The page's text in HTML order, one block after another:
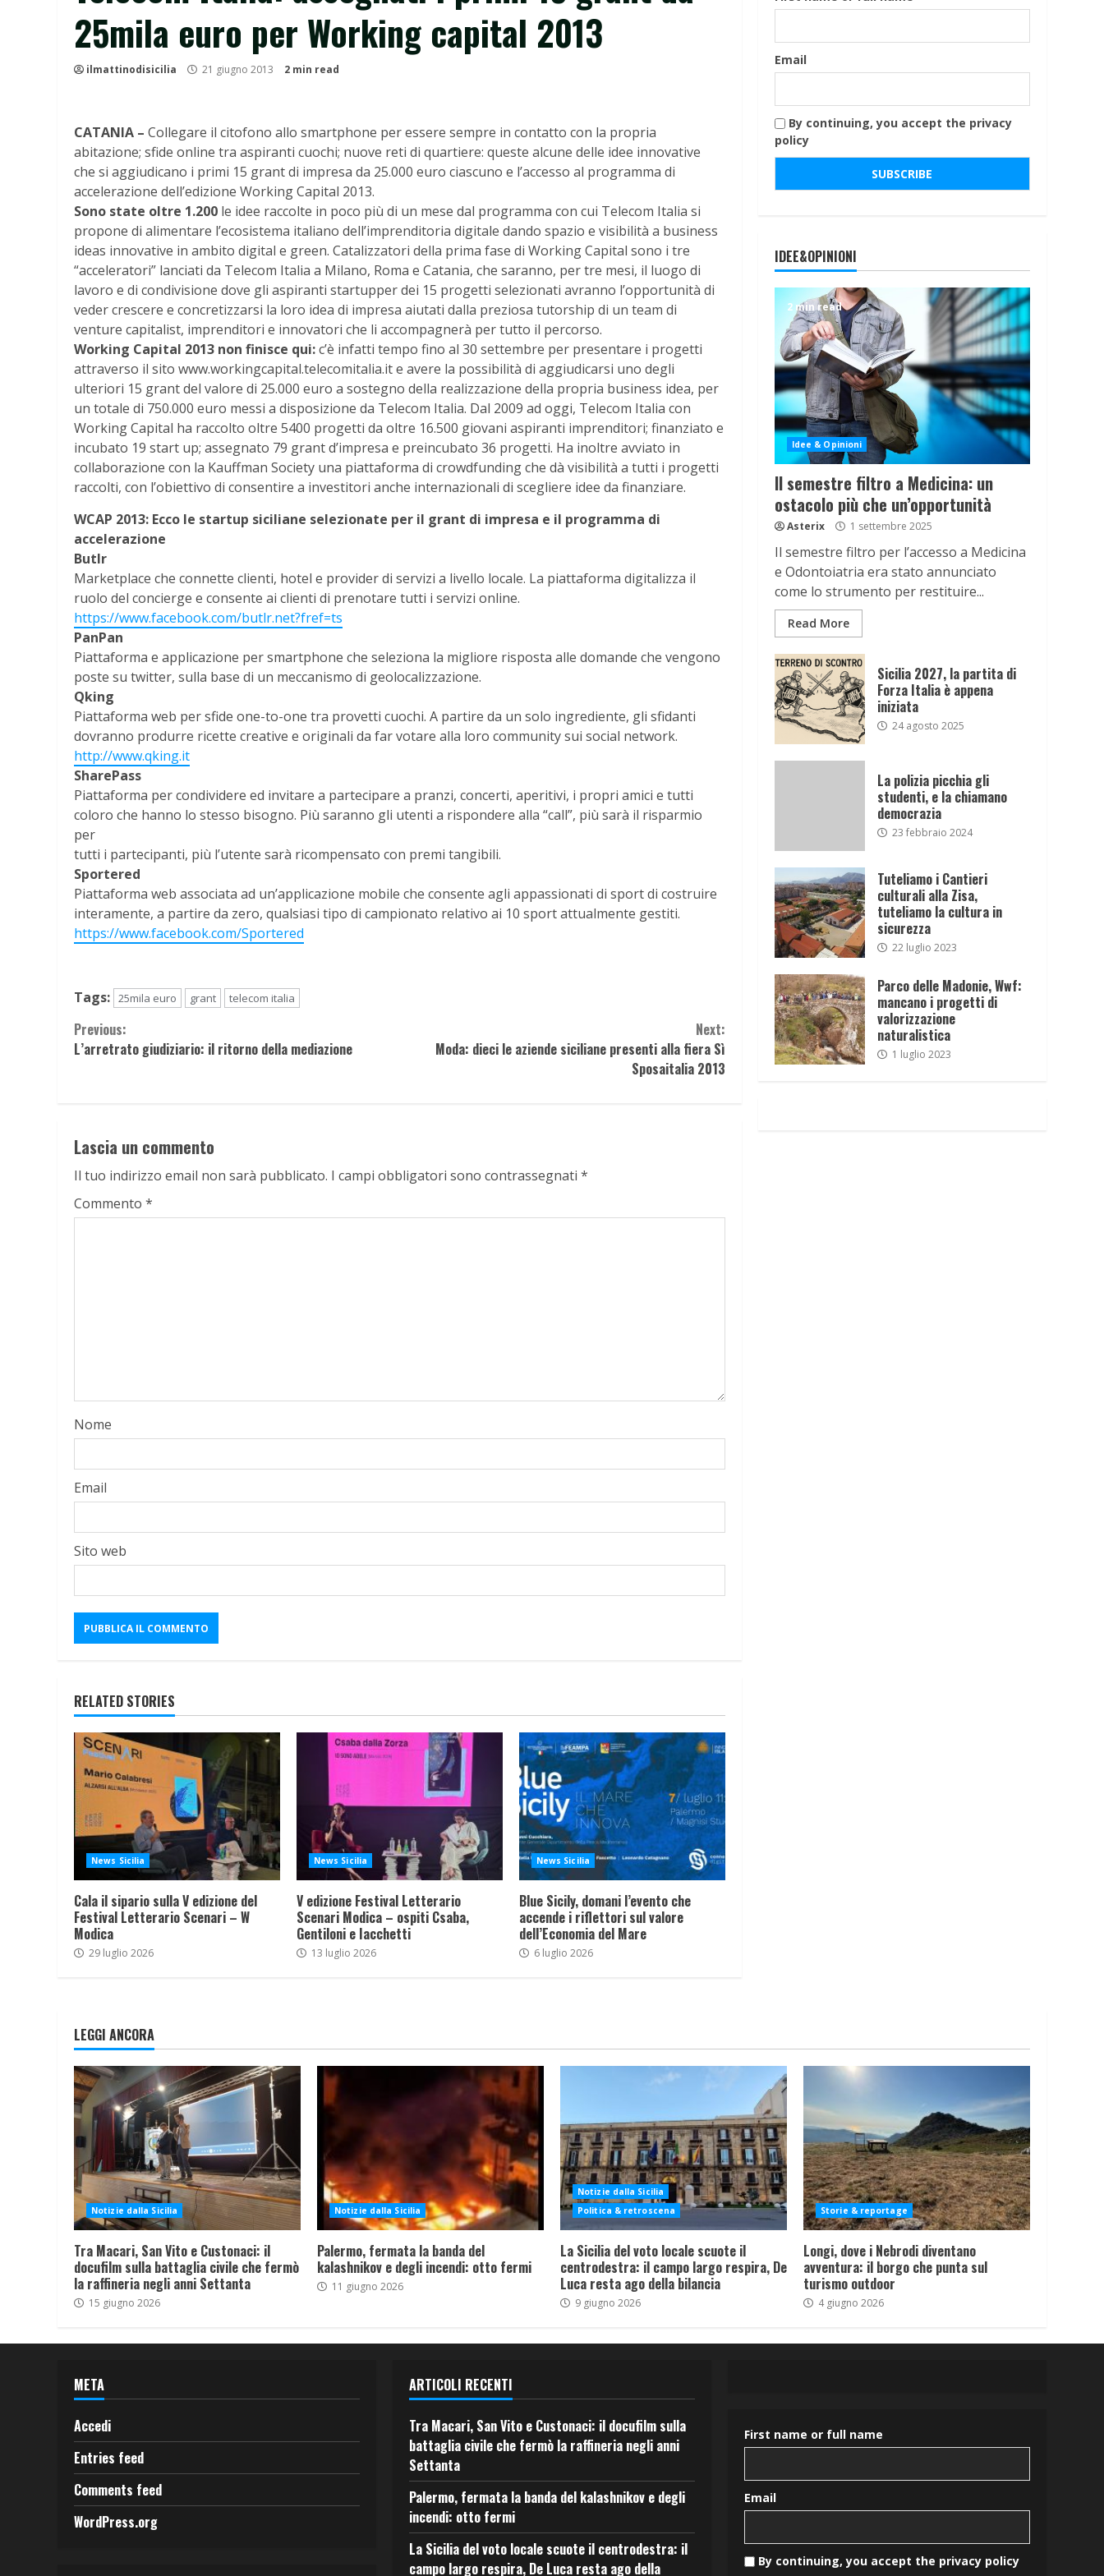
25mila euro per Working capital 2013
ilmattinodisicilia 21 giugno 2013 2 min read
CATANIA – Collegare il citofono allo smartphone per essere sempre in contatto con la propria
abitazione; sfide online tra aspiranti cuochi; nuove reti di quartiere: queste alcune delle idee innovative
che si aggiudicano i primi 15 grant di impresa da 25.000 euro ciascuno e l’accesso al programma di
accelerazione dell’edizione Working Capital 2013.
Sono state oltre 1.200 le idee raccolte in poco più di un mese dal programma con cui Telecom Italia si
propone di alimentare l’ecosistema italiano dell’imprenditoria digitale dando spazio e visibilità a business
ideas innovative in ambito digital e green. Catalizzatori della prima fase di Working Capital sono i tre
“acceleratori” lanciati da Telecom Italia a Milano, Roma e Catania, che saranno, per tre mesi, il luogo di
lavoro e di condivisione dove gli aspiranti startupper dei 15 progetti selezionati avranno l’opportunità di
veder crescere e concretizzarsi la loro idea di impresa aiutati dalla preziosa tutorship di un team di
venture capitalist, imprenditori e innovatori che li accompagnerà per tutto il percorso.
Working Capital 2013 non finisce qui:c’è infatti tempo fino al 30 settembre per presentare i progetti
attraverso il sito www.workingcapital.telecomitalia.it e avere la possibilità di aggiudicarsi uno degli
ulteriori 15 grant del valore di 25.000 euro a sostegno della realizzazione della propria business idea, per
un totale di 750.000 euro messi a disposizione da Telecom Italia. Dal 2009 ad oggi, Telecom Italia con
Working Capital ha raccolto oltre 5400 progetti da oltre 16.500 giovani aspiranti imprenditori; finanziato e
incubato 19 start up; assegnato 79 grant d’impresa e preincubato 36 progetti. Ha inoltre avviato in
collaborazione con la Kauffman Society una piattaforma di crowdfunding che dà visibilità a tutti i progetti
raccolti, con l’obiettivo di consentire a investitori anche internazionali di scegliere idee da finanziare.
WCAP 2013: Ecco le startup siciliane selezionate per il grant di impresa e il programma di
accelerazione
Butlr
Marketplace che connette clienti, hotel e provider di servizi a livello locale. La piattaforma digitalizza il
ruolo del concierge e consente ai clienti di prenotare tutti i servizi online.
https://www.facebook.com/butlr.net?fref=ts
PanPan
Piattaforma e applicazione per smartphone che seleziona la migliore risposta alle domande che vengono
poste su twitter, sulla base di un meccanismo di geolocalizzazione.
Qking
Piattaforma web per sfide one-to-one tra provetti cuochi. A partire da un solo ingrediente, gli sfidanti
dovranno produrre ricette creative e originali da far votare alla loro community sui social network.
http://www.qking.it
SharePass
Piattaforma per condividere ed invitare a partecipare a pranzi, concerti, aperitivi, i propri amici e tutti
coloro che hanno lo stesso bisogno. Più saranno gli utenti a rispondere alla “call”, più sarà il risparmio
per
tutti i partecipanti, più l’utente sarà ricompensato con premi tangibili.
Sportered
Piattaforma web associata ad un’applicazione mobile che consente agli appassionati di sport di costruire
interamente, a partire da zero, qualsiasi tipo di campionato relativo ai 10 sport attualmente gestiti.
https://www.facebook.com/Sportered
Tags: 25mila euro grant telecom italia
Continue
Reading
Previous:
L’arretrato giudiziario: il ritorno della mediazione
Next:
Moda: dieci le aziende siciliane presenti alla fiera Sì
Sposaitalia 2013
Lascia un commento
Il tuo indirizzo email non sarà pubblicato. I campi obbligatori sono contrassegnati *
Commento *
Nome
Email
Sito web
RELATED STORIES
News Sicilia
Cala il sipario sulla V edizione del
Festival Letterario Scenari – W
Modica
29 luglio 2026
News Sicilia
V edizione Festival Letterario
Scenari Modica – ospiti Csaba,
Gentiloni e Iacchetti
13 luglio 2026
News Sicilia
Blue Sicily, domani l’evento che
accende i riflettori sul valore
dell’Economia del Mare
6 luglio 2026
Email
By continuing, you accept the privacy
policy
IDEE&OPINIONI
2 min read
Idee & Opinioni
Il semestre filtro a Medicina: un
ostacolo più che un’opportunità
Asterix 1 settembre 2025
Il semestre filtro per l’accesso a Medicina
e Odontoiatria era stato annunciato
come lo strumento per restituire...
Read More
Sicilia 2027, la partita di
Forza Italia è appena
iniziata
24 agosto 2025
La polizia picchia gli
studenti, e la chiamano
democrazia
23 febbraio 2024
Tuteliamo i Cantieri
culturali alla Zisa,
tuteliamo la cultura in
sicurezza
22 luglio 2023
Parco delle Madonie, Wwf:
mancano i progetti di
valorizzazione
naturalistica
1 luglio 2023
LEGGI ANCORA
Notizie dalla Sicilia
Tra Macari, San Vito e Custonaci: il
docufilm sulla battaglia civile che fermò
la raffineria negli anni Settanta
15 giugno 2026
Notizie dalla Sicilia
Palermo, fermata la banda del
kalashnikov e degli incendi: otto fermi
11 giugno 2026
Notizie dalla Sicilia
Politica & retroscena
La Sicilia del voto locale scuote il
centrodestra: il campo largo respira, De
Luca resta ago della bilancia
9 giugno 2026
Storie & reportage
Longi, dove i Nebrodi diventano
avventura: il borgo che punta sul
turismo outdoor
4 giugno 2026
META
Accedi
Entries feed
Comments feed
WordPress.org
ARTICOLI RECENTI
Tra Macari, San Vito e Custonaci: il docufilm sulla
battaglia civile che fermò la raffineria negli anni
Settanta
Palermo, fermata la banda del kalashnikov e degli
incendi: otto fermi
La Sicilia del voto locale scuote il centrodestra: il
campo largo respira, De Luca resta ago della
First name or full name
Email
By continuing, you accept the privacy policy